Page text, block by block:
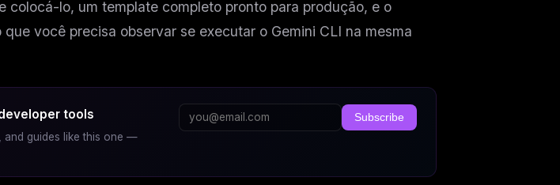
colocá-lo, um template completo pronto para produção, e o
você precisa observar se executar o Gemini CLI na mesma
tools
and guides like this one —
Subscribe